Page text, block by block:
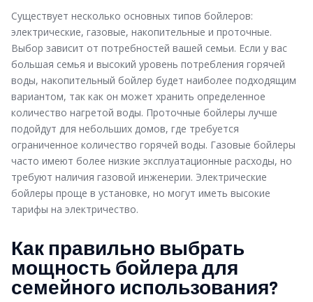
Существует несколько основных типов бойлеров:
электрические, газовые, накопительные и проточные.
Выбор зависит от потребностей вашей семьи. Если у вас
большая семья и высокий уровень потребления горячей
воды, накопительный бойлер будет наиболее подходящим
вариантом, так как он может хранить определенное
количество нагретой воды. Проточные бойлеры лучше
подойдут для небольших домов, где требуется
ограниченное количество горячей воды. Газовые бойлеры
часто имеют более низкие эксплуатационные расходы, но
требуют наличия газовой инженерии. Электрические
бойлеры проще в установке, но могут иметь высокие
тарифы на электричество.
Как правильно выбрать
мощность бойлера для
семейного использования?